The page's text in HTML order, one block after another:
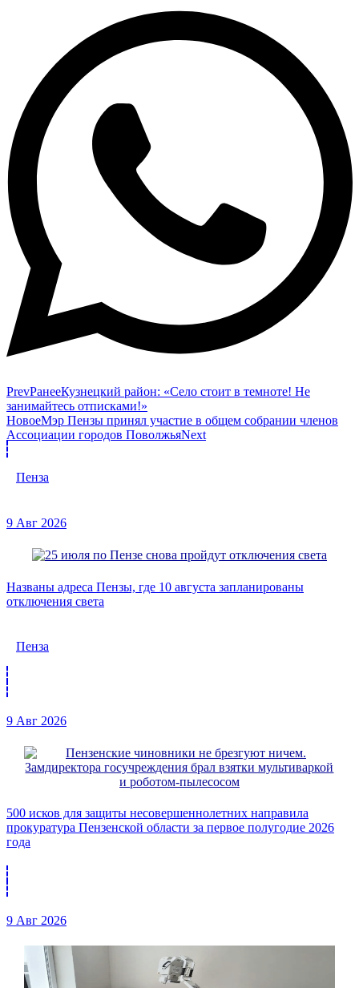
PrevРанееКузнецкий район: «Село стоит в темноте! Не
занимайтесь отписками!»
НовоеМэр Пензы принял участие в общем собрании членов
Ассоциации городов ПоволжьяNext
Пенза
9 Авг 2026
Названы адреса Пензы, где 10 августа запланированы
отключения света
Пенза
9 Авг 2026
500 исков для защиты несовершеннолетних направила
прокуратура Пензенской области за первое полугодие 2026
года
9 Авг 2026